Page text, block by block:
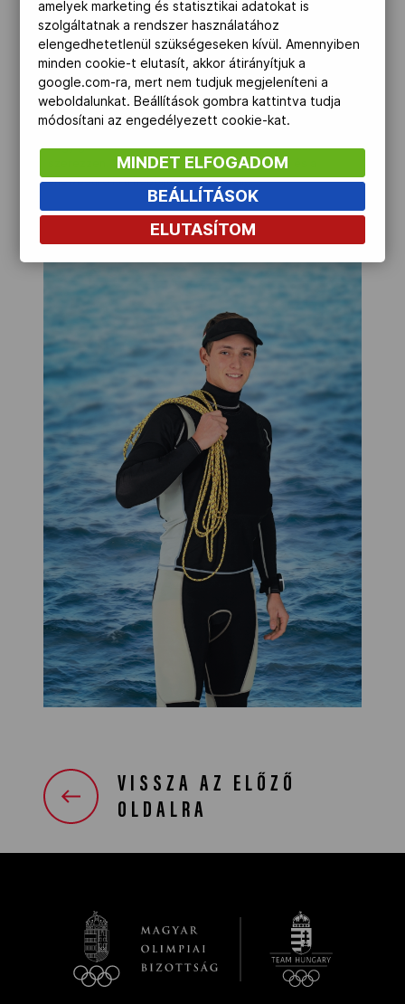
Olimpiai részvétel
nem volt
Sportos családból származik: testvére, Jonatán ifjúsági
olimpiai bronzérmes vitorlázó, jó edzőpartnerek,
édesapja szintén vitorlázó volt, jelenleg edzője. Öt
évesen először az úszással ismerkedett meg, majd
három esztendővel később kezdett vitorlázni. Célja,
hogy gazdálkodás és marketing szakon diplomát
szerezzen. Többféle vízi sport mellett a sízés és a
snowboard is a hobbijai közé tartozik.
VISSZA AZ ELŐZŐ
OLDALRA
amelyek marketing és statisztikai adatokat is
szolgáltatnak a rendszer használatához
elengedhetetlenül szükségeseken kívül. Amennyiben
minden cookie-t elutasít, akkor átirányítjuk a
google.com-ra, mert nem tudjuk megjeleníteni a
weboldalunkat. Beállítások gombra kattintva tudja
módosítani az engedélyezett cookie-kat.
MINDET ELFOGADOM
BEÁLLÍTÁSOK
ELUTASÍTOM